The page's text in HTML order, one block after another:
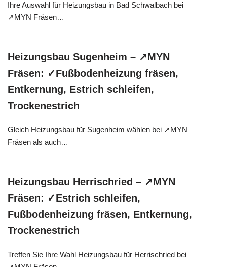
Ihre Auswahl für Heizungsbau in Bad Schwalbach bei
↗️MYN Fräsen…
Heizungsbau Sugenheim – ↗️MYN
Fräsen: ✓Fußbodenheizung fräsen,
Entkernung, Estrich schleifen,
Trockenestrich
Gleich Heizungsbau für Sugenheim wählen bei ↗️MYN
Fräsen als auch…
Heizungsbau Herrischried – ↗️MYN
Fräsen: ✓Estrich schleifen,
Fußbodenheizung fräsen, Entkernung,
Trockenestrich
Treffen Sie Ihre Wahl Heizungsbau für Herrischried bei